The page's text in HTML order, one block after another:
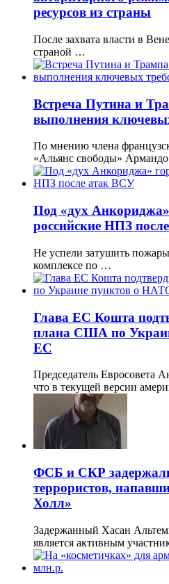
ресурсов из страны
После захвата власти в
страной …
Встреча Путина и
выполнения
По мнению члена
«Альянс свободы»
Под «дух
российские НПЗ
Не успели затушить
комплексе по …
Глава ЕС Кошта
плана США по
ЕС
Председатель Евросовета
что в текущей версии
ФСБ и СКР
террористов,
Холл»
Задержанный Хасан
является активным